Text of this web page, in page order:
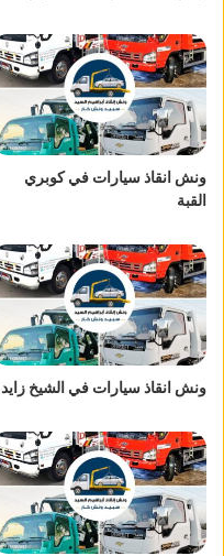
ونش انقاذ سيارات في كوبري
القبة
ونش انقاذ سيارات في الشيخ زايد